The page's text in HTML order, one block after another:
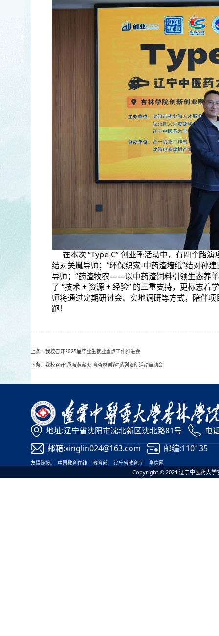
在本次 “Type-C” 创业季活动中，有四个路
结对关胤导师；“环保织家-中药渣墙纸”结对孙
导师；“药渣牧农——以中药渣饲料引领生态养
了 “技术 + 资源 + 经验” 的三重支持，更标志着
师将通过定期研讨会、实地调研等方式，陪伴
跑！
上条：我校召开2025届毕业生就业重点工作推进会
下条：我校召开“承岐黄薪火 育杏林创客”系列双创活动启动会
地址:辽宁省沈阳市沈北新区沈北路81号
电
邮箱:xinglin024@163.com
邮编:110135
友情链接: 中国教育在线 教育部 辽宁省教育厅 学信网
Copyright © 2024 辽宁中医药大